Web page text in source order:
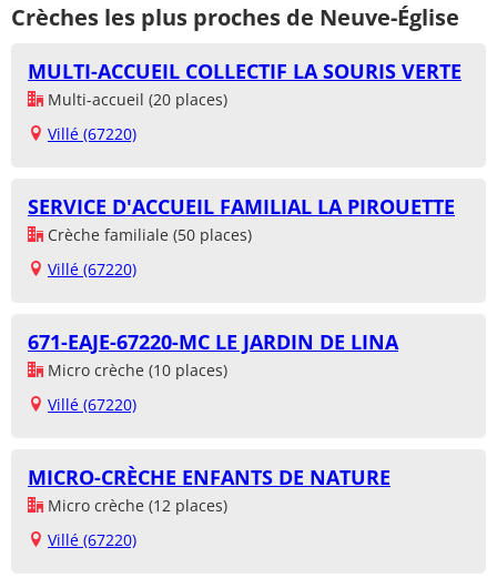
Crèches les plus proches de Neuve-Église
MULTI-ACCUEIL COLLECTIF LA SOURIS VERTE
Multi-accueil (20 places)
Villé (67220)
SERVICE D'ACCUEIL FAMILIAL LA PIROUETTE
Crèche familiale (50 places)
Villé (67220)
671-EAJE-67220-MC LE JARDIN DE LINA
Micro crèche (10 places)
Villé (67220)
MICRO-CRÈCHE ENFANTS DE NATURE
Micro crèche (12 places)
Villé (67220)